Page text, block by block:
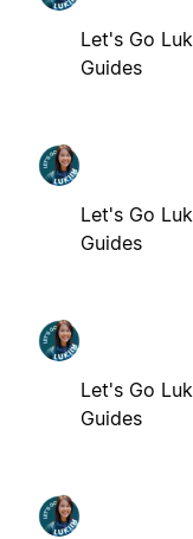
Let's Go
Guides
Let's Go
Guides
Let's Go
Guides